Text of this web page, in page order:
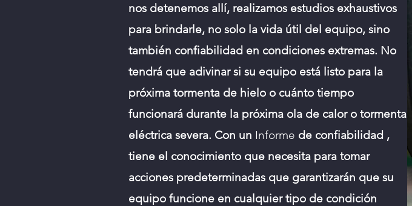
nos detenemos allí, realizamos estudios exhaustivos
para brindarle, no solo la vida útil del equipo, sino
también confiabilidad en condiciones extremas. No
tendrá que adivinar si su equipo está listo para la
próxima tormenta de hielo o cuánto tiempo
funcionará durante la próxima ola de calor o tormenta
eléctrica severa. Con un Informe de confiabilidad ,
tiene el conocimiento que necesita para tomar
acciones predeterminadas que garantizarán que su
equipo funcione en cualquier tipo de condición